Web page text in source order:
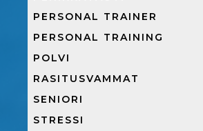
PERSONAL TRAINER
PERSONAL TRAINING
POLVI
RASITUSVAMMAT
SENIORI
STRESSI